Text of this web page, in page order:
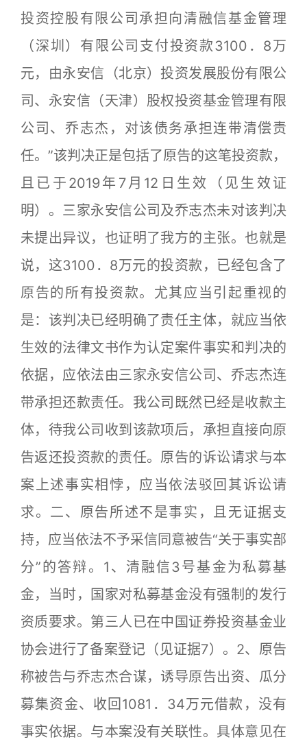
投资控股有限公司承担向清融信基金管理
（深圳）有限公司支付投资款3100．8万
元，由永安信（北京）投资发展股份有限公
司、永安信（天津）股权投资基金管理有限
公司、乔志杰，对该债务承担连带清偿责
任。”该判决正是包括了原告的这笔投资款，
且已于2019年7月12日生效（见生效证
明）。三家永安信公司及乔志杰未对该判决
未提出异议，也证明了我方的主张。也就是
说，这3100．8万元的投资款，已经包含了
原告的所有投资款。尤其应当引起重视的
是：该判决已经明确了责任主体，就应当依
生效的法律文书作为认定案件事实和判决的
依据，应依法由三家永安信公司、乔志杰连
带承担还款责任。我公司既然已经是收款主
体，待我公司收到该款项后，承担直接向原
告返还投资款的责任。原告的诉讼请求与本
案上述事实相悖，应当依法驳回其诉讼请
求。二、原告所述不是事实，且无证据支
持，应当依法不予采信同意被告“关于事实部
分”的答辩。1、清融信3号基金为私募基
金，当时，国家对私募基金没有强制的发行
资质要求。第三人已在中国证券投资基金业
协会进行了备案登记（见证据7）。2、原告
称被告与乔志杰合谋，诱导原告出资、瓜分
募集资金、收回1081．34万元借款，没有
事实依据。与本案没有关联性。具体意见在